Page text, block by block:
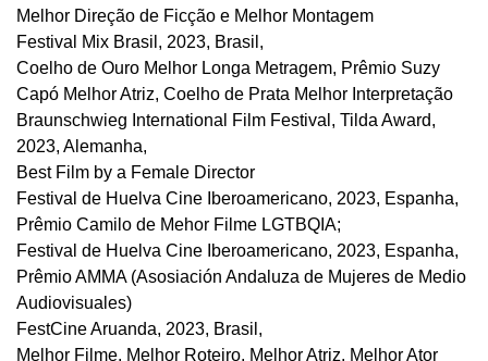
Melhor Direção de Ficção e Melhor Montagem
Festival Mix Brasil, 2023, Brasil,
Coelho de Ouro Melhor Longa Metragem, Prêmio Suzy
Capó Melhor Atriz, Coelho de Prata Melhor Interpretação
Braunschwieg International Film Festival, Tilda Award,
2023, Alemanha,
Best Film by a Female Director
Festival de Huelva Cine Iberoamericano, 2023, Espanha,
Prêmio Camilo de Mehor Filme LGTBQIA;
Festival de Huelva Cine Iberoamericano, 2023, Espanha,
Prêmio AMMA (Asosiación Andaluza de Mujeres de Medio
Audiovisuales)
FestCine Aruanda, 2023, Brasil,
Melhor Filme, Melhor Roteiro, Melhor Atriz, Melhor Ator